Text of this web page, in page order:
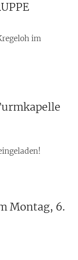
im
Montag, 6.